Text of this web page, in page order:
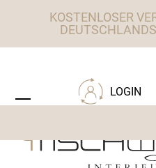
KOSTENLOSER
LOGIN
mobile
mobile